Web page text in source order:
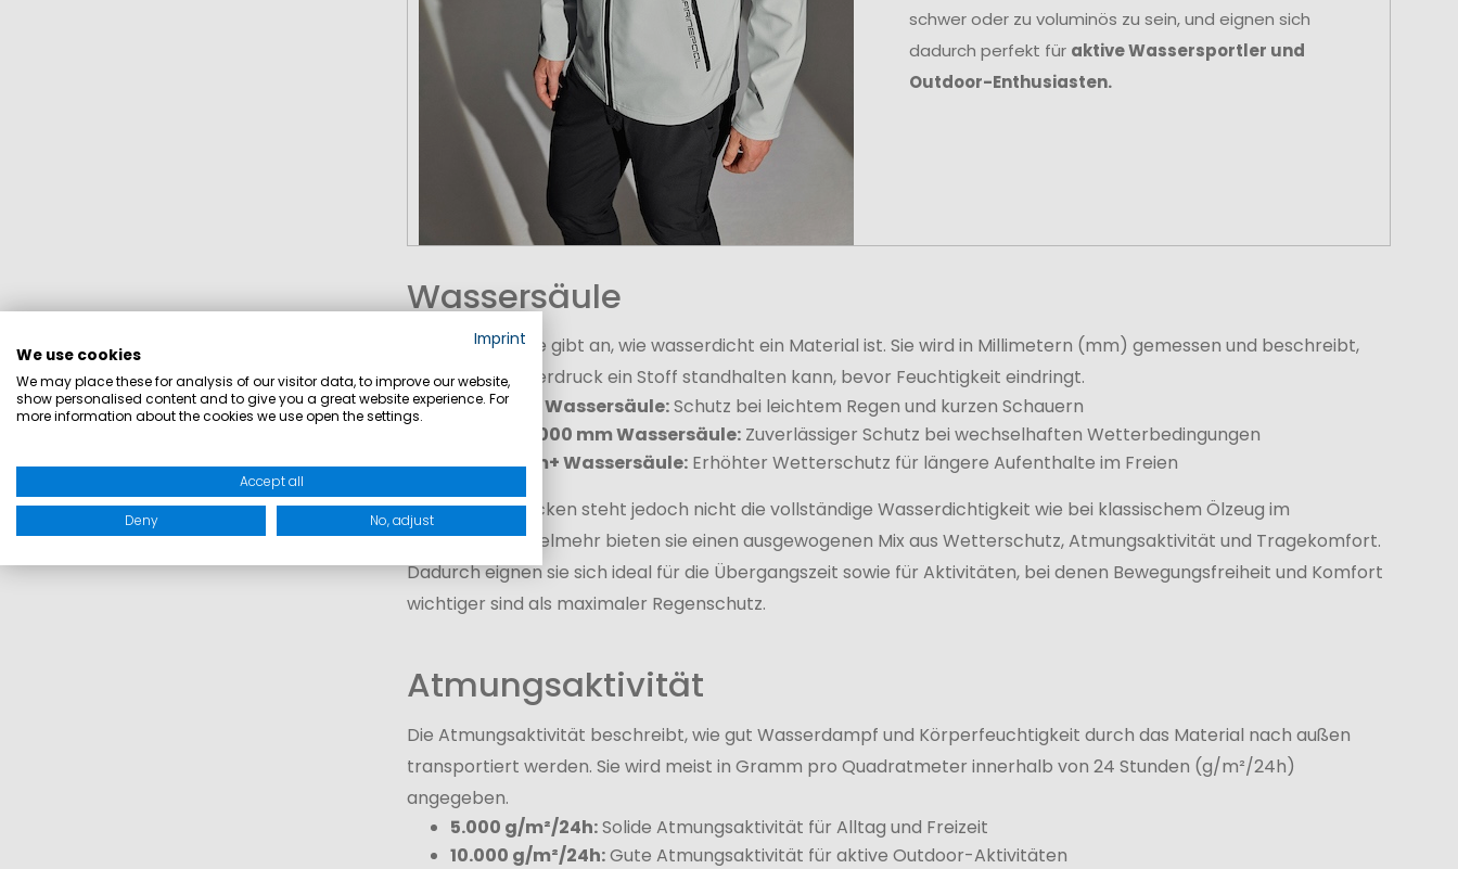
schwer oder zu voluminös zu sein, und eignen sich
dadurch perfekt für aktive Wassersportler und
Outdoor-Enthusiasten.
Wassersäule
Die Wassersäule gibt an, wie wasserdicht ein Material ist. Sie wird in Millimetern (mm) gemessen und beschreibt,
welchem Wasserdruck ein Stoff standhalten kann, bevor Feuchtigkeit eindringt.
5.000 mm Wassersäule:Schutz bei leichtem Regen und kurzen Schauern
8.000–10.000 mm Wassersäule:Zuverlässiger Schutz bei wechselhaften Wetterbedingungen
10.000 mm+ Wassersäule:Erhöhter Wetterschutz für längere Aufenthalte im Freien
Bei Softshell Jacken steht jedoch nicht die vollständige Wasserdichtigkeit wie bei klassischem Ölzeug im
Vordergrund. Vielmehr bieten sie einen ausgewogenen Mix aus Wetterschutz, Atmungsaktivität und Tragekomfort.
Dadurch eignen sie sich ideal für die Übergangszeit sowie für Aktivitäten, bei denen Bewegungsfreiheit und Komfort
wichtiger sind als maximaler Regenschutz.
Atmungsaktivität
Die Atmungsaktivität beschreibt, wie gut Wasserdampf und Körperfeuchtigkeit durch das Material nach außen
transportiert werden. Sie wird meist in Gramm pro Quadratmeter innerhalb von 24 Stunden (g/m²/24h)
angegeben.
5.000 g/m²/24h:Solide Atmungsaktivität für Alltag und Freizeit
10.000 g/m²/24h:Gute Atmungsaktivität für aktive Outdoor-Aktivitäten
Imprint
We use cookies
We may place these for analysis of our visitor data, to improve our website,
show personalised content and to give you a great website experience. For
more information about the cookies we use open the settings.
Accept all
Deny No, adjust